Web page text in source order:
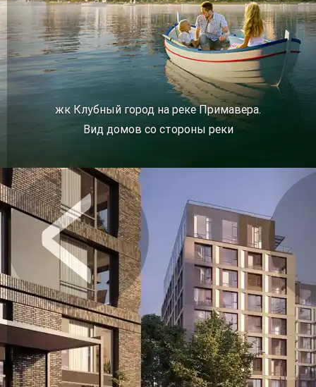
жк Клубный город на реке Примавера.
Вид домов со стороны реки
Предыдущее